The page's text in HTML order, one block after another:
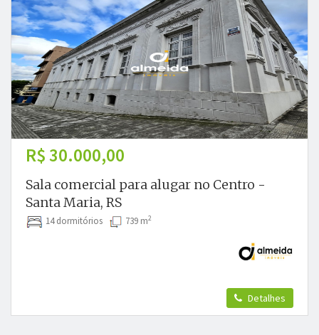
R$ 30.000,00
Sala comercial para alugar no Centro -
Santa Maria, RS
14 dormitórios 739 m2
Detalhes